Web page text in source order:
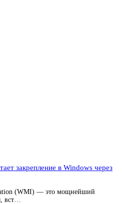
закрепление в Windows через
(WMI) — это мощнейший
вст…